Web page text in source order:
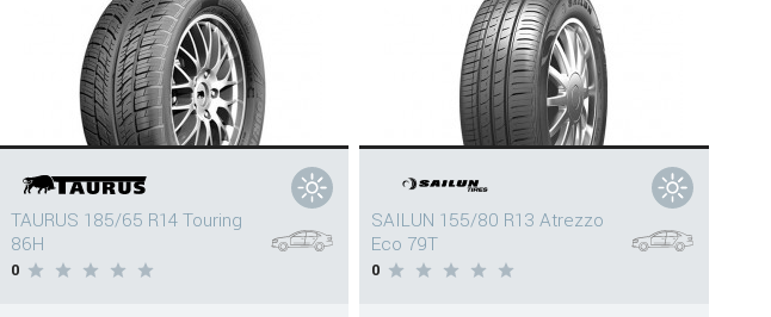
TAURUS 185/65 R14 Touring
86H
0
SAILUN 155/80 R13 Atrezzo
Eco 79T
0